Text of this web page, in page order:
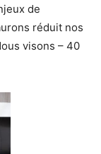
de
réduit nos
visons – 40